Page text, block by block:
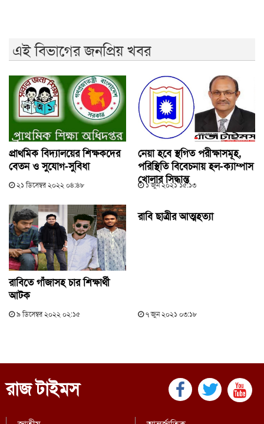
এই বিভাগের জনপ্রিয় খবর
প্রাথমিক বিদ্যালয়ের শিক্ষকদের
বেতন ও সুযোগ-সুবিধা
২১ ডিসেম্বর ২০২২ ০৪:৪৮
নেয়া হবে স্থগিত পরীক্ষাসমূহ,
পরিস্থিতি বিবেচনায় হল-ক্যাম্পাস
খোলার সিদ্ধান্ত
১ জুন ২০২১ ১৫:১৩
রাবিতে গাঁজাসহ চার শিক্ষার্থী
আটক
৯ ডিসেম্বর ২০২২ ০২:১৫
রাবি ছাত্রীর আত্মহত্যা
৭ জুন ২০২১ ০৩:১৮
রাজ টাইমস